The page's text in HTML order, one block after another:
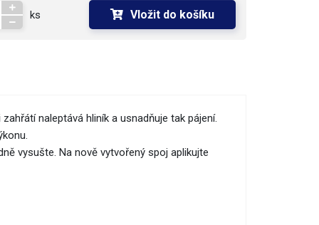
ks Vložit do košíku
naleptává hliník a usnadňuje tak pájení.
vysušte. Na nově vytvořený spoj aplikujte